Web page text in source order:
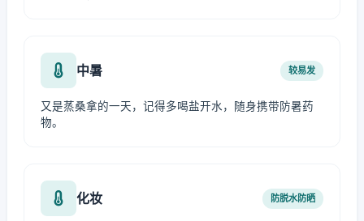
中暑 较易发
又是蒸桑拿的一天，记得多喝盐开水，随身携带防暑药
物。
化妆 防脱水防晒